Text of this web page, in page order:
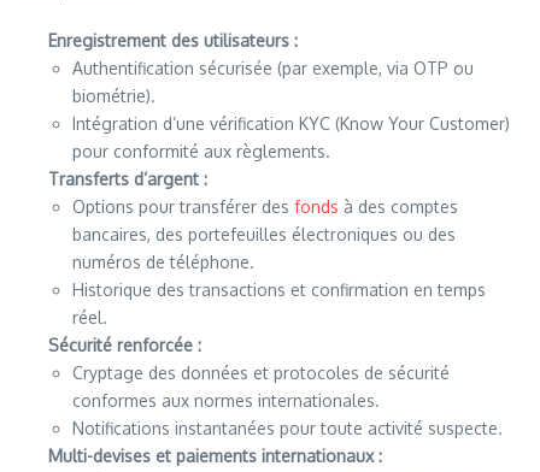
Enregistrement des utilisateurs :
Authentification sécurisée (par exemple, via OTP ou
biométrie).
Intégration d’une vérification KYC (Know Your Customer)
pour conformité aux règlements.
Transferts d’argent :
Options pour transférer des fonds à des comptes
bancaires, des portefeuilles électroniques ou des
numéros de téléphone.
Historique des transactions et confirmation en temps
réel.
Sécurité renforcée :
Cryptage des données et protocoles de sécurité
conformes aux normes internationales.
Notifications instantanées pour toute activité suspecte.
Multi-devises et paiements internationaux :